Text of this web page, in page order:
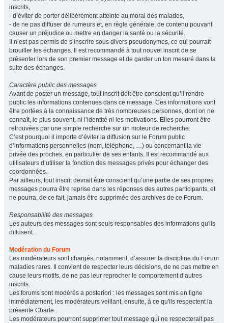
inscrits,
- d’éviter de porter délibérément atteinte au moral des malades,
- de ne pas diffuser de rumeurs et, en règle générale, de contenu pouvant
causer un préjudice ou mettre en danger la santé ou la sécurité.
Il n’est pas permis de s’inscrire sous divers pseudonymes, ce qui pourrait
brouiller les échanges. Il est recommandé à tout nouvel inscrit de se
présenter lors de son premier message et de garder un ton mesuré dans la
suite des échanges.
Caractère public des messages
Avant de poster un message, tout inscrit doit être conscient qu’il rendre
public les informations contenues dans ce message. Ces informations vont
être portées à la connaissance de très nombreuses personnes, dont on ne
connaît, le plus souvent, ni l’identité ni les motivations. Elles pourront être
retrouvées par une simple recherche sur un moteur de recherche.
C’est pourquoi il importe d’éviter la diffusion sur le Forum public
d’informations personnelles (nom, téléphone, …) ou concernant la vie
privée des proches, en particulier de ses enfants. Il est recommandé aux
utilisateurs d’utiliser la fonction des messages privés pour échanger des
coordonnées.
Par ailleurs, tout inscrit devrait être conscient qu’une partie de ses propres
messages pourra être reprise dans les réponses des autres participants, et
ne pourra, de ce fait, jamais être supprimée des archives de ce Forum.
Responsabilité des messages
Les auteurs des messages sont seuls responsables des informations qu'ils
diffusent.
Modération du Forum
Les modérateurs sont chargés, notamment, d’assurer la discipline du Forum
maladies rares. Il convient de respecter leurs décisions, de ne pas mettre en
cause leurs motifs, de ne pas leur reprocher le comportement d’autres
inscrits.
Les forums sont modérés a posteriori : les messages sont mis en ligne
immédiatement, les modérateurs veillant, ensuite, à ce qu'ils respectent la
présente Charte.
Les modérateurs pourront supprimer tout message qui ne respecterait pas